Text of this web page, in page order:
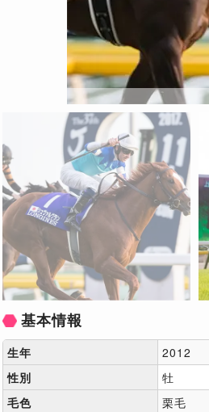
基本情報
生年
2012
性別
牡
毛色
栗毛